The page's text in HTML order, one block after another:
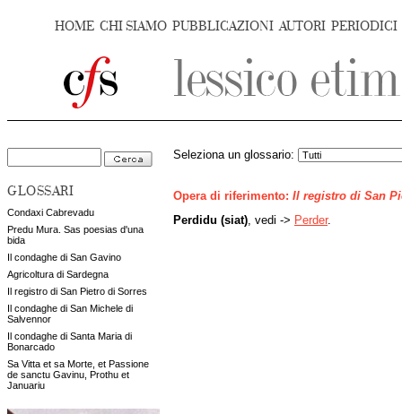
HOME CHI SIAMO PUBBLICAZIONI AUTORI PERIODICI
GLOSSARI
Condaxi Cabrevadu
Predu Mura. Sas poesias d'una
bida
Il condaghe di San Gavino
Agricoltura di Sardegna
Il registro di San Pietro di Sorres
Il condaghe di San Michele di
Salvennor
Il condaghe di Santa Maria di
Bonarcado
Sa Vitta et sa Morte, et Passione
de sanctu Gavinu, Prothu et
Januariu
Seleziona un glossario:
Opera di riferimento: Il registro di San
Perdidu (siat) , vedi -> Perder.